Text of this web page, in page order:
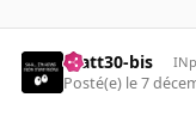
matt30-bis
Posté(e) le 7